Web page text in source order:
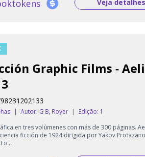
Veja detalhes
Graphic Films -
| Autor: G B, Royer |
Edição: 1
en tres volúmenes con más de 300 páginas.
ficción de 1924 dirigida por Yakov